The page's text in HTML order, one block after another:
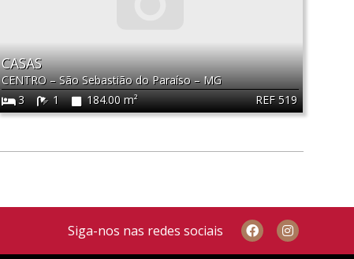
REF 519
CASAS
CENTRO–São Sebastião do Paraíso–MG
3
1 184.00 m²
Siga-nos nas redes sociais